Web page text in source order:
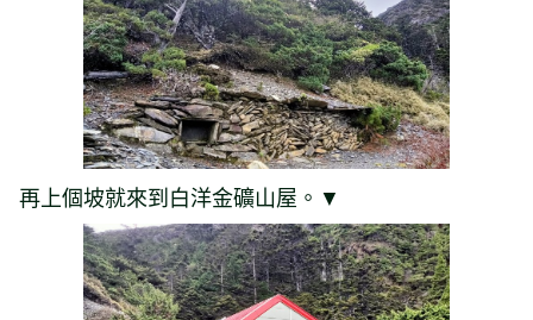
再上個坡就來到白洋金礦山屋。▼